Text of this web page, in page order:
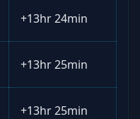
+13hr 24min
+13hr 25min
+13hr 25min